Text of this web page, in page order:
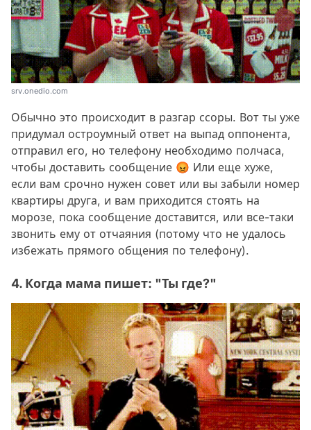
srv.onedio.com
Обычно это происходит в разгар ссоры. Вот ты уже
придумал остроумный ответ на выпад оппонента,
отправил его, но телефону необходимо полчаса,
чтобы доставить сообщение 😡 Или еще хуже,
если вам срочно нужен совет или вы забыли номер
квартиры друга, и вам приходится стоять на
морозе, пока сообщение доставится, или все-таки
звонить ему от отчаяния (потому что не удалось
избежать прямого общения по телефону).
4. Когда мама пишет: "Ты где?"